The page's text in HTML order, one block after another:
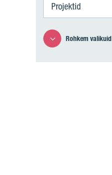
Projektid
Rohkem valikuid